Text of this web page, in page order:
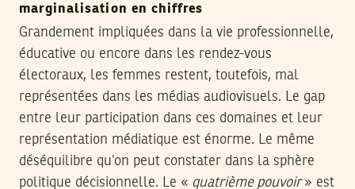
marginalisation en chiffres
Grandement impliquées dans la vie professionnelle,
éducative ou encore dans les rendez-vous
électoraux, les femmes restent, toutefois, mal
représentées dans les médias audiovisuels. Le gap
entre leur participation dans ces domaines et leur
représentation médiatique est énorme. Le même
déséquilibre qu’on peut constater dans la sphère
politique décisionnelle. Le « quatrième pouvoir» est